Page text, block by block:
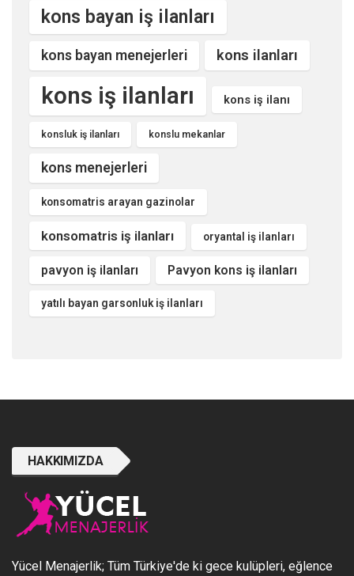
kons bayan iş ilanları
kons bayan menejerleri kons ilanları
kons iş ilanları kons iş ilanı
konsluk iş ilanları konslu mekanlar
kons menejerleri
konsomatris arayan gazinolar
konsomatris iş ilanları oryantal iş ilanları
pavyon iş ilanları Pavyon kons iş ilanları
yatılı bayan garsonluk iş ilanları
HAKKIMIZDA
Yücel Menajerlik; Tüm Türkiye'de ki gece kulüpleri, eğlence